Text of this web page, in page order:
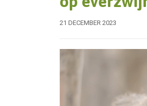
21 DECEMBER 2023